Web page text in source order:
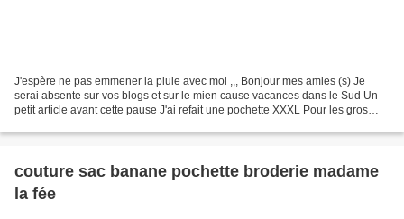
J'espère ne pas emmener la pluie avec moi ,,, Bonjour mes amies (s) Je
serai absente sur vos blogs et sur le mien cause vacances dans le Sud Un
petit article avant cette pause J'ai refait une pochette XXXL Pour les gros
couture sac banane pochette broderie madame
la fée